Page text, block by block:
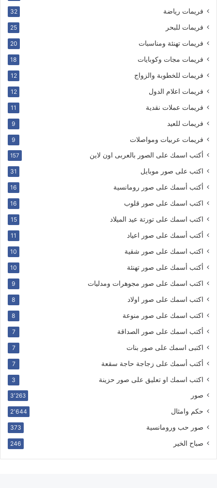
فريمات رياضة 32
فريمات للبحر 25
فريمات تهنئة ومناسبات 20
فريمات مجات وكوبايات 18
فريمات للخطوبة والزواج 12
فريمات اعلام الدول 12
فريمات عملات نقدية 11
فريمات للعيد 9
فريمات عربيات ومواصلات 9
أكتب اسمك على الصور بالعربى اون لاين 157
اكتب على صور موبايل 31
أكتب أسمك على صور رومانسية 16
اكتب اسمك على صور قلوب 16
اكتب اسمك على تورتة عيد الميلاد 15
أكتب أسمك على صور اعياد 11
اكتب اسمك على صور شقية 10
أكتب أسمك على صور تهنئة 10
اكتب اسمك على صور مجوهرات ومدليات 9
اكتب اسمك على صور اولاد 8
اكتب اسمك على صور منوعة 8
أكتب اسمك على صور الصداقة 7
اكتبى اسمك على صور بنات 7
أكتب أسمك على زجاجة حاجة سقعة 7
اكتب اسمك او تعليق على صور حزينة 3
صور 3٬263
حكم وامثال 2٬644
صور حب ورومانسية 373
صباح الخير 246